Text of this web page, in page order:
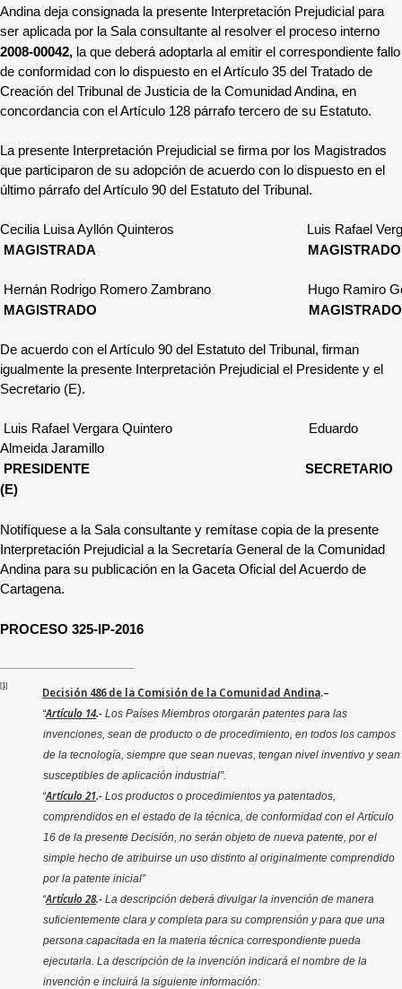
Andina deja consignada la presente Interpretación Prejudicial para
ser aplicada por la Sala consultante al resolver el proceso interno
2008-00042, la que deberá adoptarla al emitir el correspondiente fallo
de conformidad con lo dispuesto en el Artículo 35 del Tratado de
Creación del Tribunal de Justicia de la Comunidad Andina, en
concordancia con el Artículo 128 párrafo tercero de su Estatuto.
La presente Interpretación Prejudicial se firma por los Magistrados
que participaron de su adopción de acuerdo con lo dispuesto en el
último párrafo del Artículo 90 del Estatuto del Tribunal.
Cecilia Luisa Ayllón Quinteros Luis Rafael
MAGISTRADA MAGISTRADO
Hernán Rodrigo Romero Zambrano Hugo Ramiro
MAGISTRADO MAGISTRADO
De acuerdo con el Artículo 90 del Estatuto del Tribunal, firman
igualmente la presente Interpretación Prejudicial el Presidente y el
Secretario (E).
Luis Rafael Vergara Quintero
Eduardo
Almeida Jaramillo
PRESIDENTE SECRETARIO
(E)
Notifíquese a la Sala consultante y remítase copia de la presente
Interpretación Prejudicial a la Secretaría General de la Comunidad
Andina para su publicación en la Gaceta Oficial del Acuerdo de
Cartagena.
PROCESO 325-IP-2016
[1] Decisión 486 de la Comisión de la Comunidad Andina.–
“Artículo 14.- Los Países Miembros otorgarán patentes para las
invenciones, sean de producto o de procedimiento, en todos los campos
de la tecnología, siempre que sean nuevas, tengan nivel inventivo y sean
susceptibles de aplicación industrial”.
“Artículo 21.-Los productos o procedimientos ya patentados,
comprendidos en el estado de la técnica, de conformidad con el Artículo
16 de la presente Decisión, no serán objeto de nueva patente, por el
simple hecho de atribuirse un uso distinto al originalmente comprendido
por la patente inicial”
“Artículo 28.-La descripción deberá divulgar la invención de manera
suficientemente clara y completa para su comprensión y para que una
persona capacitada en la materia técnica correspondiente pueda
ejecutarla. La descripción de la invención indicará el nombre de la
invención e incluirá la siguiente información: